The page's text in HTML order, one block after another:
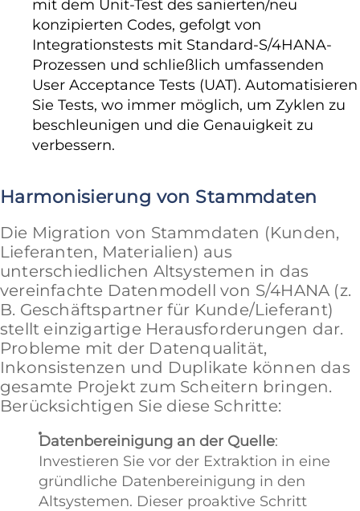
mit dem Unit-Test des sanierten/neu
konzipierten Codes, gefolgt von
Integrationstests mit Standard-S/4HANA-
Prozessen und schließlich umfassenden
User Acceptance Tests (UAT). Automatisieren
Sie Tests, wo immer möglich, um Zyklen zu
beschleunigen und die Genauigkeit zu
verbessern.
Harmonisierung von Stammdaten
Die Migration von Stammdaten (Kunden,
Lieferanten, Materialien) aus
unterschiedlichen Altsystemen in das
vereinfachte Datenmodell von S/4HANA (z.
B. Geschäftspartner für Kunde/Lieferant)
stellt einzigartige Herausforderungen dar.
Probleme mit der Datenqualität,
Inkonsistenzen und Duplikate können das
gesamte Projekt zum Scheitern bringen.
Berücksichtigen Sie diese Schritte:
Datenbereinigung an der Quelle:
Investieren Sie vor der Extraktion in eine
gründliche Datenbereinigung in den
Altsystemen. Dieser proaktive Schritt